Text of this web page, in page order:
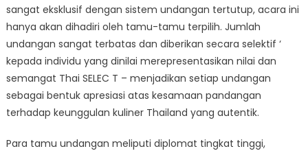
sangat eksklusif dengan sistem undangan tertutup, acara ini
hanya akan dihadiri oleh tamu-tamu terpilih. Jumlah
undangan sangat terbatas dan diberikan secara selektif ‘
kepada individu yang dinilai merepresentasikan nilai dan
semangat Thai SELEC T – menjadikan setiap undangan
sebagai bentuk apresiasi atas kesamaan pandangan
terhadap keunggulan kuliner Thailand yang autentik.
Para tamu undangan meliputi diplomat tingkat tinggi,